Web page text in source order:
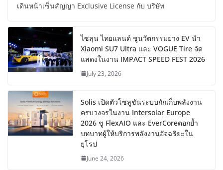
เดินหน้าเซ็นสัญญา Exclusive License กับ บริษัท
ไซลุน ไทยแลนด์ ชูนวัตกรรมยาง EV นำ
Xiaomi SU7 Ultra และ VOGUE Tire จัด
แสดงในงาน IMPACT SPEED FEST 2026
July 23, 2026
Solis เปิดตัวโซลูชันระบบกักเก็บพลังงาน
ครบวงจรในงาน Intersolar Europe
2026 ชู FlexAIO และ EverCoreตอกย้ำ
บทบาทผู้ให้บริการพลังงานอัจฉริยะใน
ยุโรป
June 24, 2026